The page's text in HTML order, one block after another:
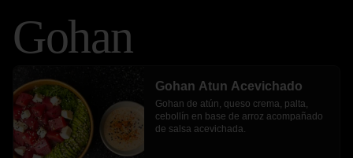
Gohan
Gohan Atun Acevichado
Gohan de atún, queso crema, palta,
cebollín en base de arroz acompañado
de salsa acevichada.